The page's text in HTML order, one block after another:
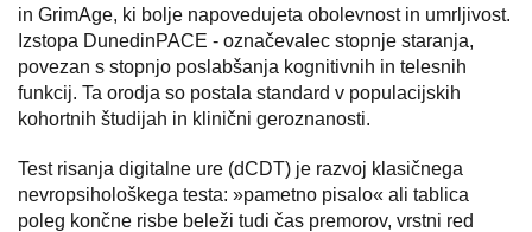
in GrimAge, ki bolje napovedujeta obolevnost in umrljivost.
Izstopa DunedinPACE - označevalec stopnje staranja,
povezan s stopnjo poslabšanja kognitivnih in telesnih
funkcij. Ta orodja so postala standard v populacijskih
kohortnih študijah in klinični geroznanosti.
Test risanja digitalne ure (dCDT) je razvoj klasičnega
nevropsihološkega testa: »pametno pisalo« ali tablica
poleg končne risbe beleži tudi čas premorov, vrstni red